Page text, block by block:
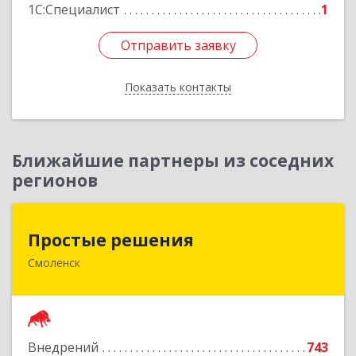
1С:Специалист 1
Отправить заявку
Показать контакты
Отправить заявку
Назад
Ближайшие партнеры из соседних
регионов
Простые решения
Смоленск
Внедрений 743
214015, Смоленская обл, Смоленск г, Большая